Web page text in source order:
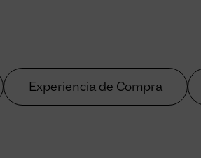
Experiencia de Compra